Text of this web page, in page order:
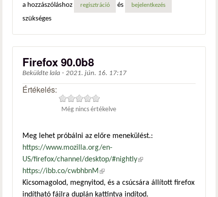
a hozzászóláshoz
regisztráció és bejelentkezés
szükséges
Firefox 90.0b8
Beküldte lala - 2021. jún. 16. 17:17
Értékelés:
Még nincs értékelve
Meg lehet próbálni az előre menekülést.:
https://www.mozilla.org/en-
US/firefox/channel/desktop/#nightly(külső hivatkozás)
https://ibb.co/cwbhbnM (külső hivatkozás)
Kicsomagolod, megnyitod, és a csúcsára állított firefox
indítható fájlra duplán kattintva indítod.